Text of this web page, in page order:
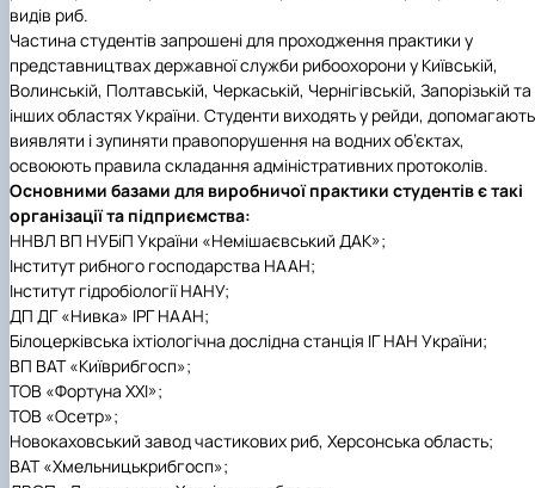
видів риб.
Частина студентів запрошені для проходження практики у
представництвах державної служби рибоохорони у Київській,
Волинській, Полтавській, Черкаській, Чернігівській, Запорізькій та
інших областях України. Студенти виходять у рейди, допомагають
виявляти і зупиняти правопорушення на водних об’єктах,
освоюють правила складання адміністративних протоколів.
Основними базами для виробничої практики студентів є такі
організації та підприємства:
ННВЛ ВП НУБіП України «Немішаєвський ДАК»;
Інститут рибного господарства НААН;
Інститут гідробіології НАНУ;
ДП ДГ «Нивка» ІРГ НААН;
Білоцерківська іхтіологічна дослідна станція ІГ НАН України;
ВП ВАТ «Київрибгосп»;
ТОВ «Фортуна ХХІ»;
ТОВ «Осетр»;
Новокаховський завод частикових риб, Херсонська область;
ВАТ «Хмельницькрибгосп»;